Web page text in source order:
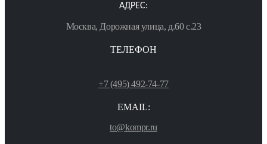
АДРЕС:
Москва, Дорожная улица, д.60 с.23
ТЕЛЕФОН
+7 (495) 492-74-77
EMAIL:
to@kompr.ru